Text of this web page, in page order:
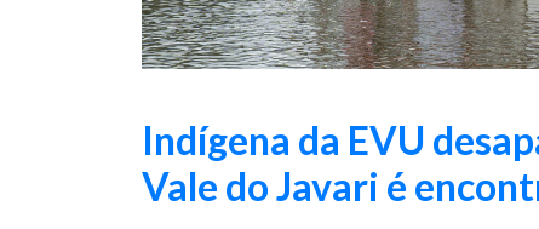
Indígena da EVU
Vale do Javari é